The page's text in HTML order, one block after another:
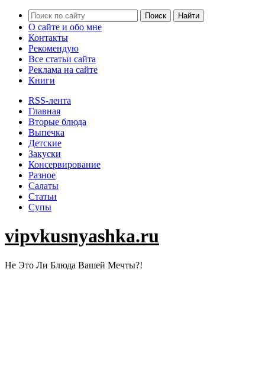
О сайте и обо мне
Контакты
Рекомендую
Все статьи сайта
Реклама на сайте
Книги
RSS-лента
Главная
Вторые блюда
Выпечка
Детские
Закуски
Консервирование
Разное
Салаты
Статьи
Супы
vipvkusnyashka.ru
Не Это Ли Блюда Вашей Мечты?!